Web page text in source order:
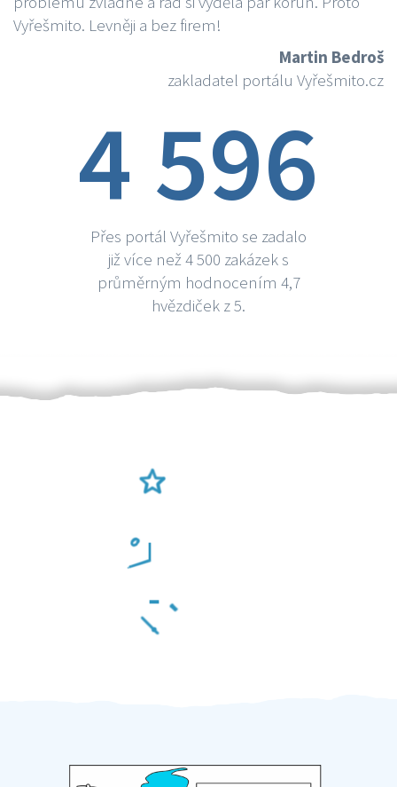
Vyřešmito. Levněji a bez firem!
Martin Bedroš
zakladatel portálu Vyřešmito.cz
4 596
Přes portál Vyřešmito se zadalo
již více než 4 500 zakázek s
průměrným hodnocením 4,7
hvězdiček z 5.